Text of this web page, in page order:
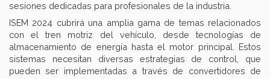
sesiones dedicadas para profesionales de la industria.
ISEM 2024 cubrirá una amplia gama de temas relacionados
con el tren motriz del vehículo, desde tecnologías de
almacenamiento de energía hasta el motor principal. Estos
sistemas necesitan diversas estrategias de control, que
pueden ser implementadas a través de convertidores de